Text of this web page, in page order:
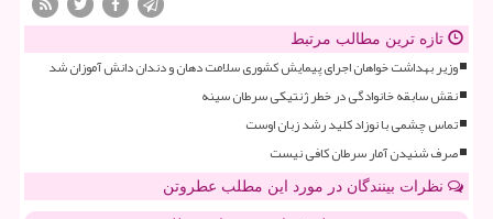
تازه ترین مطالب مرتبط
وزیر بهداشت خواهان اجرای پیمایش کشوری سلامت دهان و دندان دانش آموزان شد
نقش سابقه خانوادگی در خطر ژنتیکی سرطان سینه
تماس چشمی با نوزاد کلید رشد زبان اوست
صرف شنیدن آمار سرطان کافی نیست
نظرات بینندگان در مورد این مطلب عطروتن